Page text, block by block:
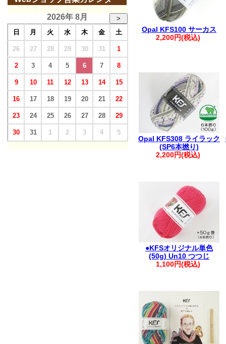
Opal KFS100 サーカス
2,200円(税込)
Opal KFS308 ライラック
(SP6本撚り)
2,200円(税込)
●KFSオリジナル単色
(50g) Un10 つつじ
1,100円(税込)
2026年 8月
>
日
月 火 水 木 金 土
26 27 28 29 30 31 1
2 3 4 5 6 7 8
9 10 11 12 13 14 15
16 17 18 19 20 21 22
23 24 25 26 27 28 29
30 31 1 2 3 4 5